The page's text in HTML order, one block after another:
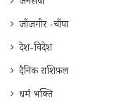
जाँजगीर -चाँपा
देश-विदेश
दैनिक राशिफ़ल
धर्म भक्ति